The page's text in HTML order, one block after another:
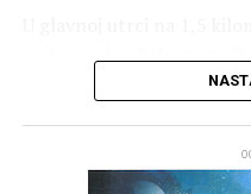
5:35. Drugo mjesto
dok je treći kroz cilj